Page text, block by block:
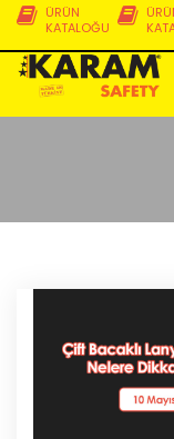
ÜRÜN
KATALOĞU